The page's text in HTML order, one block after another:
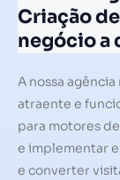
Criação
negócio a
A nossa
atraente e
para motores
e implementar
e converter